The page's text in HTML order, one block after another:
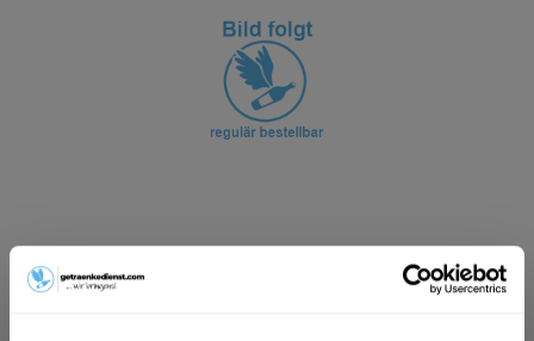
ab 17,89 € *